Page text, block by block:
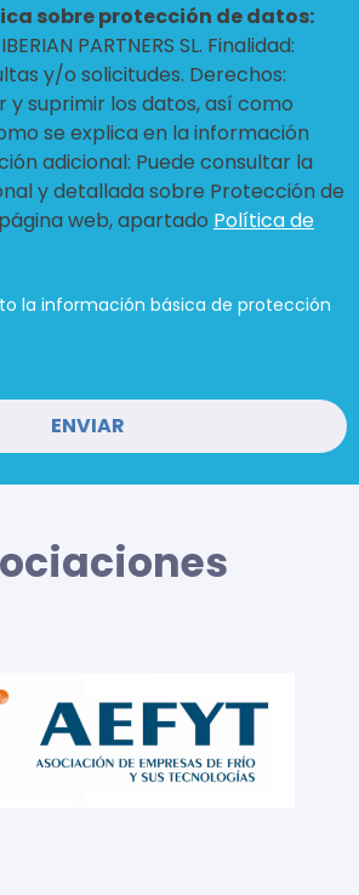
sobre protección de datos:
PARTNERS SL. Finalidad:
y/o solicitudes. Derechos:
suprimir los datos, así como
se explica en la información
adicional: Puede consultar la
y detallada sobre Protección de
web, apartado Política de
la información básica de protección